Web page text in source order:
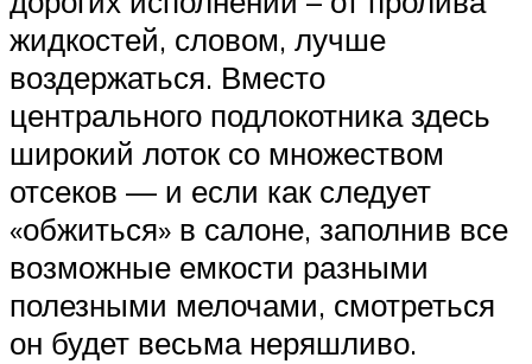
жидкостей, словом, лучше
воздержаться. Вместо
центрального подлокотника здесь
широкий лоток со множеством
отсеков — и если как следует
«обжиться» в салоне, заполнив все
возможные емкости разными
полезными мелочами, смотреться
он будет весьма неряшливо.